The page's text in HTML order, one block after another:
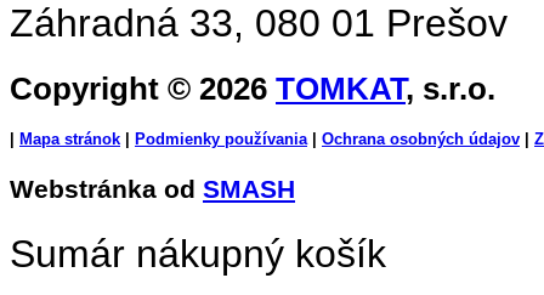
Záhradná 33, 080 01 Prešov
Copyright © 2026 TOMKAT, s.r.o.
Mapa stránok Podmienky používania| Ochrana osobných údajov
Webstránka od SMASH
Sumár nákupný košík